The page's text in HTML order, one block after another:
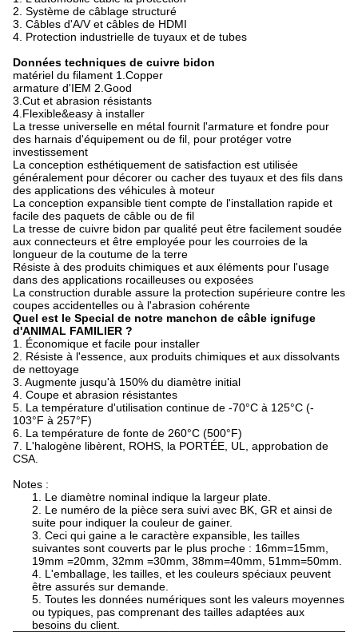
2. Système de câblage structuré
3. Câbles d'A/V et câbles de HDMI
4. Protection industrielle de tuyaux et de tubes
Données techniques de cuivre bidon
matériel du filament 1.Copper
armature d'IEM 2.Good
3.Cut et abrasion résistants
4.Flexible&easy à installer
La tresse universelle en métal fournit l'armature et fondre pour
des harnais d'équipement ou de fil, pour protéger votre
investissement
La conception esthétiquement de satisfaction est utilisée
généralement pour décorer ou cacher des tuyaux et des fils dans
des applications des véhicules à moteur
La conception expansible tient compte de l'installation rapide et
facile des paquets de câble ou de fil
La tresse de cuivre bidon par qualité peut être facilement soudée
aux connecteurs et être employée pour les courroies de la
longueur de la coutume de la terre
Résiste à des produits chimiques et aux éléments pour l'usage
dans des applications rocailleuses ou exposées
La construction durable assure la protection supérieure contre les
coupes accidentelles ou à l'abrasion cohérente
Quel est le Special de notre manchon de câble ignifuge
d'ANIMAL FAMILIER ?
1. Économique et facile pour installer
2. Résiste à l'essence, aux produits chimiques et aux dissolvants
de nettoyage
3. Augmente jusqu'à 150% du diamètre initial
4. Coupe et abrasion résistantes
5. La température d'utilisation continue de -70°C à 125°C (-
103°F à 257°F)
6. La température de fonte de 260°C (500°F)
7. L'halogène libèrent, ROHS, la PORTÉE, UL, approbation de
CSA.
Notes :
1. Le diamètre nominal indique la largeur plate.
2. Le numéro de la pièce sera suivi avec BK, GR et ainsi de
suite pour indiquer la couleur de gainer.
3. Ceci qui gaine a le caractère expansible, les tailles
suivantes sont couverts par le plus proche : 16mm=15mm,
19mm =20mm, 32mm =30mm, 38mm=40mm, 51mm=50mm.
4. L'emballage, les tailles, et les couleurs spéciaux peuvent
être assurés sur demande.
5. Toutes les données numériques sont les valeurs moyennes
ou typiques, pas comprenant des tailles adaptées aux
besoins du client.